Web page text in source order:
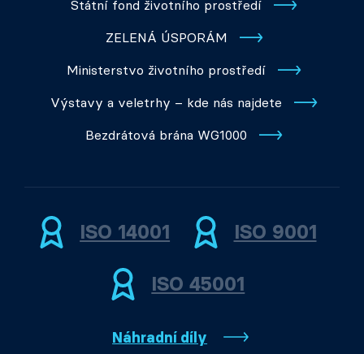
Státní fond životního prostředí
ZELENÁ ÚSPORÁM
Ministerstvo životního prostředí
Výstavy a veletrhy – kde nás najdete
Bezdrátová brána WG1000
ISO 14001 ISO 9001
ISO 45001
Náhradní díly